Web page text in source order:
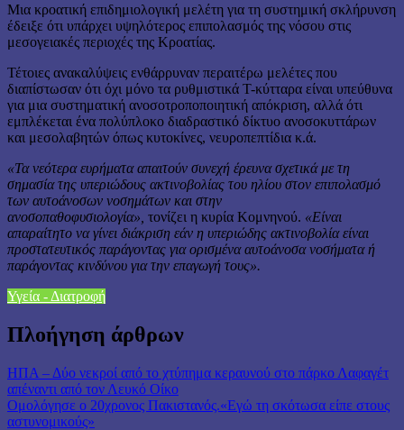
Μια κροατική επιδημιολογική μελέτη για τη συστημική σκλήρυνση
έδειξε ότι υπάρχει υψηλότερος επιπολασμός της νόσου στις
μεσογειακές περιοχές της Κροατίας.
Τέτοιες ανακαλύψεις ενθάρρυναν περαιτέρω μελέτες που
διαπίστωσαν ότι όχι μόνο τα ρυθμιστικά Τ-κύτταρα είναι υπεύθυνα
για μια συστηματική ανοσοτροποποιητική απόκριση, αλλά ότι
εμπλέκεται ένα πολύπλοκο διαδραστικό δίκτυο ανοσοκυττάρων
και μεσολαβητών όπως κυτοκίνες, νευροπεπτίδια κ.ά.
«Τα νεότερα ευρήματα απαιτούν συνεχή έρευνα σχετικά με τη
σημασία της υπεριώδους ακτινοβολίας του ηλίου στον επιπολασμό
των αυτοάνοσων νοσημάτων και στην
ανοσοπαθοφυσιολογία», τονίζει η κυρία Κομνηνού. «Είναι
απαραίτητο να γίνει διάκριση εάν η υπεριώδης ακτινοβολία είναι
προστατευτικός παράγοντας για ορισμένα αυτοάνοσα νοσήματα ή
παράγοντας κινδύνου για την επαγωγή τους».
Υγεία - Διατροφή
Πλοήγηση άρθρων
ΗΠΑ – Δύο νεκροί από το χτύπημα κεραυνού στο πάρκο Λαφαγέτ
απέναντι από τον Λευκό Οίκο
Ομολόγησε ο 20χρονος Πακιστανός.«Εγώ τη σκότωσα είπε στους
αστυνομικούς»